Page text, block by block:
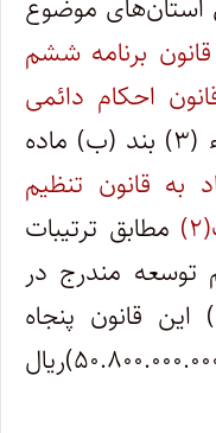
استان‌های موضوع
قانون برنامه ششم
احکام دائمی
و جزء (۳) بند (ب) ‌ماده
به قانون تنظیم
مطابق ترتیبات
توسعه مندرج در
ردیف۲۱۰۱۰۹ جدول شماره(۵) این قانون پنجاه
هزار و هشتصد میلیارد (۵۰.۸۰۰.۰۰۰.۰۰۰.۰۰۰)ریال